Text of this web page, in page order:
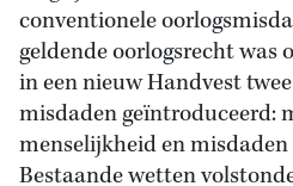
conventionele
geldende oorlogsrecht was
in een nieuw Handvest
misdaden geïntroduceerd:
menselijkheid en misdaden
Bestaande wetten